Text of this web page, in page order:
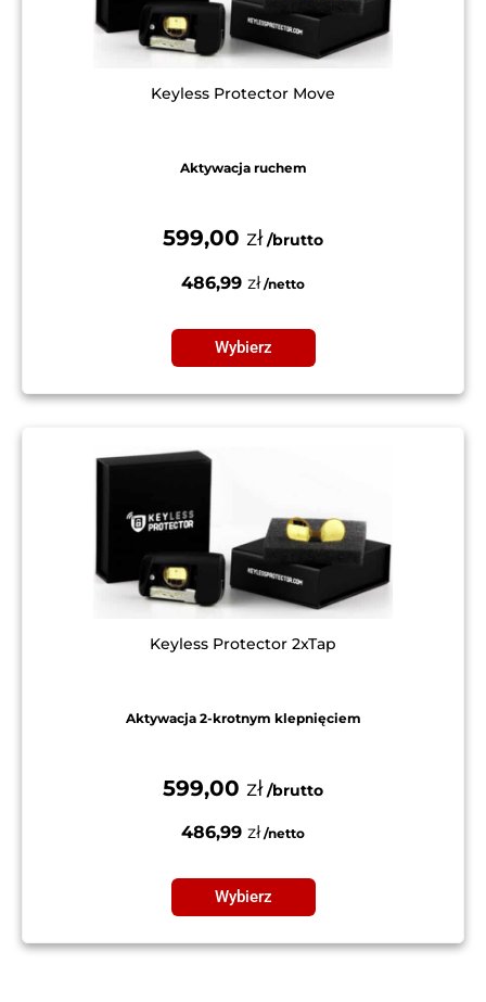
Keyless Protector Move
Aktywacja ruchem
599,00 zł
486,99 zł
Wybierz
Keyless Protector 2xTap
Aktywacja 2-krotnym klepnięciem
599,00 zł
486,99 zł
Wybierz